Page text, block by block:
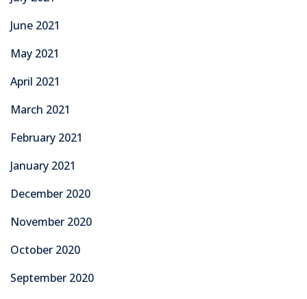
June 2021
May 2021
April 2021
March 2021
February 2021
January 2021
December 2020
November 2020
October 2020
September 2020